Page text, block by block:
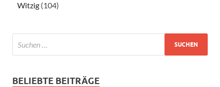
Witzig (104)
BELIEBTE BEITRÄGE